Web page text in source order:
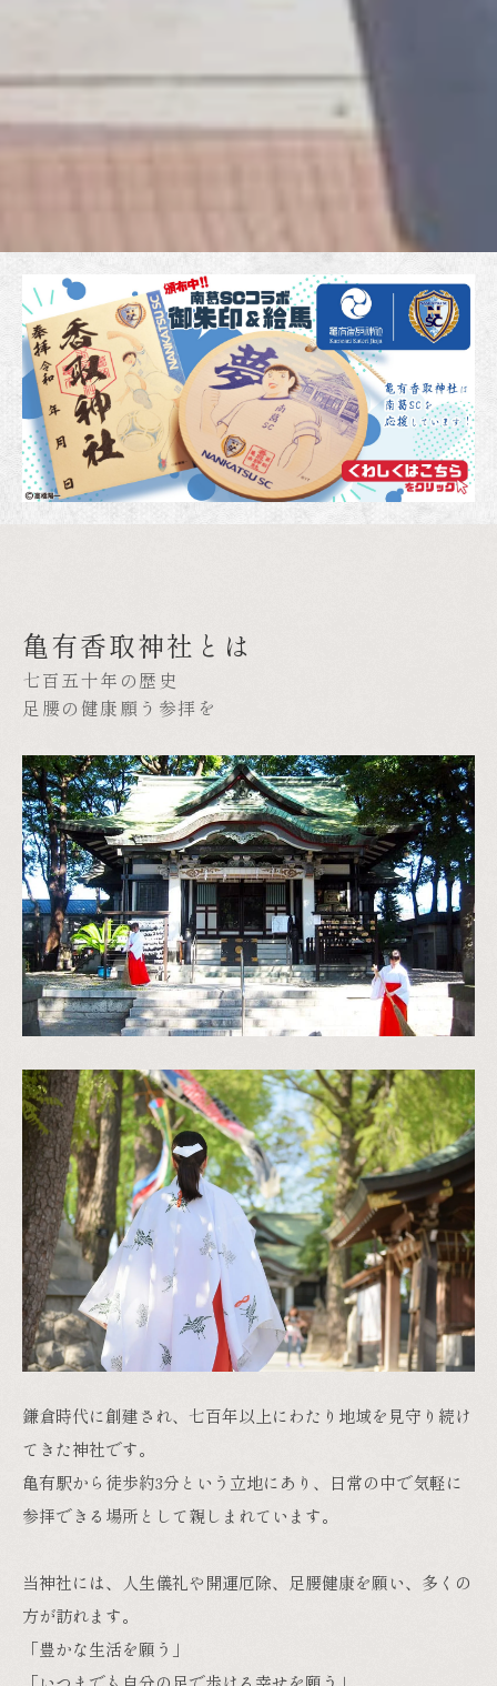
亀有香取神社とは
鎌倉時代に創建され、七百年以上にわたり地域を見守り続け
てきた神社です。
亀有駅から徒歩約3分という立地にあり、日常の中で気軽に
当神社には、人生儀礼や開運厄除、足腰健康を願い、多くの
方が訪れます。
「豊かな生活を願う」
その想いを込めて、日々多くの祈りが捧げられています。
参拝の後には、境内にあるパティスリーでひと息つくなど、